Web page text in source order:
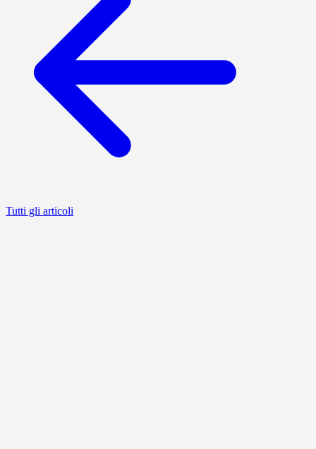
Tutti gli articoli